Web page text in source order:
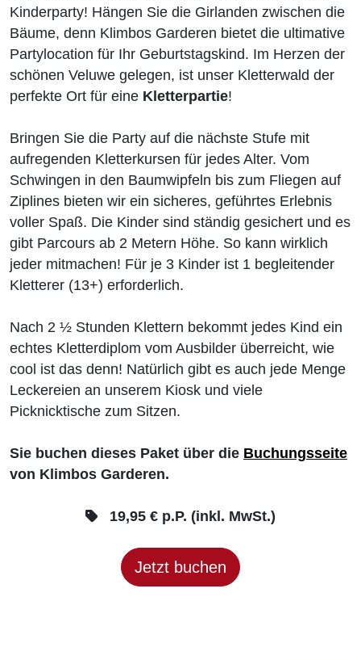
Kinderparty! Hängen Sie die Girlanden zwischen die
Bäume, denn Klimbos Garderen bietet die ultimative
Partylocation für Ihr Geburtstagskind. Im Herzen der
schönen Veluwe gelegen, ist unser Kletterwald der
perfekte Ort für eine Kletterpartie!
Bringen Sie die Party auf die nächste Stufe mit
aufregenden Kletterkursen für jedes Alter. Vom
Schwingen in den Baumwipfeln bis zum Fliegen auf
Ziplines bieten wir ein sicheres, geführtes Erlebnis
voller Spaß. Die Kinder sind ständig gesichert und es
gibt Parcours ab 2 Metern Höhe. So kann wirklich
jeder mitmachen! Für je 3 Kinder ist 1 begleitender
Kletterer (13+) erforderlich.
Nach 2 ½ Stunden Klettern bekommt jedes Kind ein
echtes Kletterdiplom vom Ausbilder überreicht, wie
cool ist das denn! Natürlich gibt es auch jede Menge
Leckereien an unserem Kiosk und viele
Picknicktische zum Sitzen.
Sie buchen dieses Paket über die Buchungsseite
von Klimbos Garderen.
19,95 € p.P. (inkl. MwSt.)
Jetzt buchen